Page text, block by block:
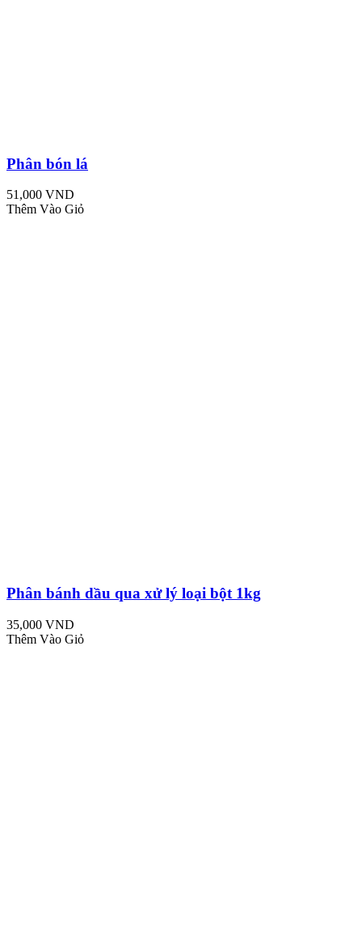
Phân bón lá
51,000 VND
Thêm Vào Giỏ
Phân bánh dầu qua xử lý loại bột 1kg
35,000 VND
Thêm Vào Giỏ